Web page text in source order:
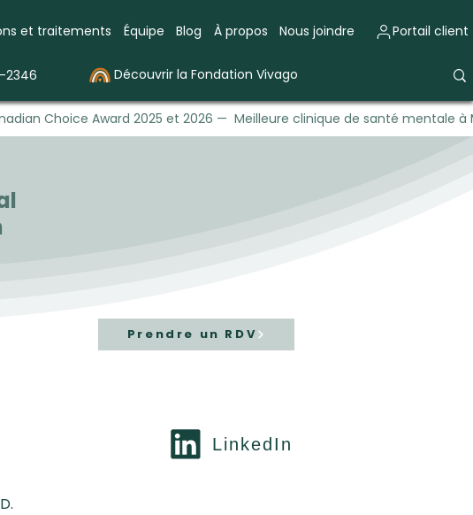
et traitements Équipe Blog À propos Nous joindre Portail client
2346 Découvrir la Fondation Vivago
Choice Award 2025 et 2026 — Meilleure clinique de santé mentale à
Prendre un RDV
LinkedIn